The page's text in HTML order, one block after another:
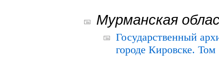
Мурманская
Государственный
городе Кировске.